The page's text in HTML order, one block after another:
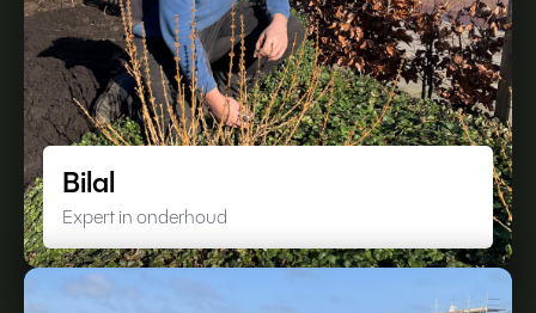
Bilal
Expert in onderhoud